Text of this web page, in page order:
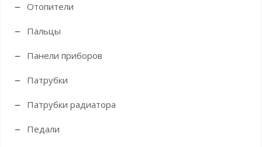
Отопители
Пальцы
Панели приборов
Патрубки
Патрубки радиатора
Педали